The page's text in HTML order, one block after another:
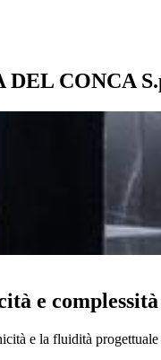
CONCA
e complessità
e la fluidità